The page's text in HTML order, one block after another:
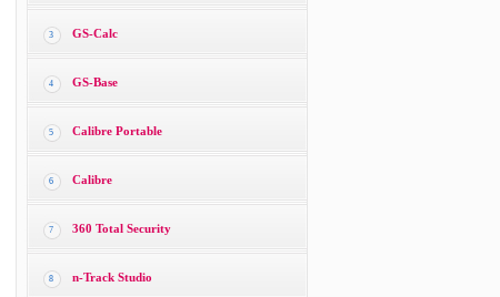
3 GS-Calc
4 GS-Base
5 Calibre Portable
6 Calibre
7 360 Total Security
8 n-Track Studio